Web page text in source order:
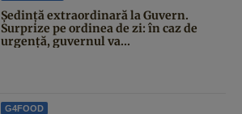
Şedinţă extraordinară la Guvern.
Surprize pe ordinea de zi: în caz de
urgență, guvernul va...
G4FOOD